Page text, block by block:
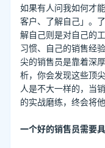
如果有人问我如何才
客户、了解自己」。
解自己则是对自己的
习惯、自己的销售经
尖的销售员是靠着深
析，你会发现这些顶
人是不大一样的，当
的实战磨练，终会将
一个好的销售员需要